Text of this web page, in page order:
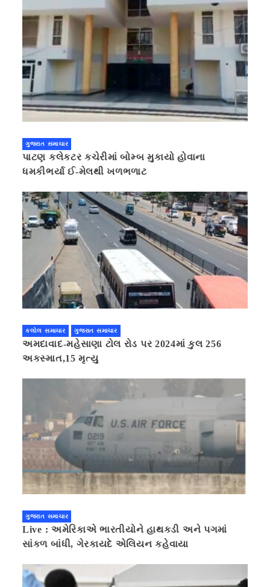
ગુજરાત સમાચાર
પાટણ કલેકટર કચેરીમાં બોમ્બ મુકાયો હોવાના
ધમકીભર્યા ઈ-મેલથી ખળભળાટ
કલોલ સમાચાર ગુજરાત સમાચાર
અમદાવાદ-મહેસાણા ટોલ રોડ પર 2024માં કુલ 256
અકસ્માત,15 મૃત્યુ
ગુજરાત સમાચાર
Live : અમેરિકાએ ભારતીયોને હાથકડી અને પગમાં
સાંકળ બાંધી, ગેરકાયદે એલિયન કહેવાયા